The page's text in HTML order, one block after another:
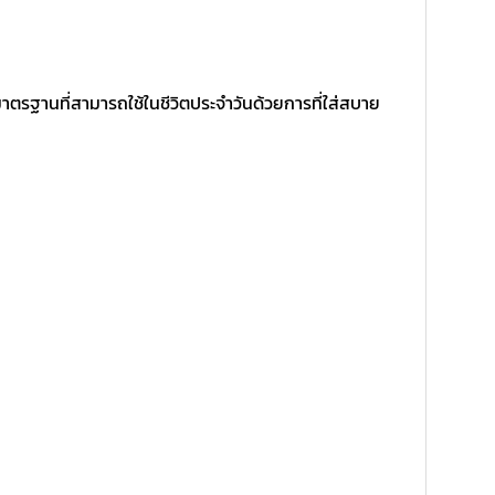
ฐานที่สามารถใช้ในชีวิตประจำวันด้วยการที่ใส่สบาย